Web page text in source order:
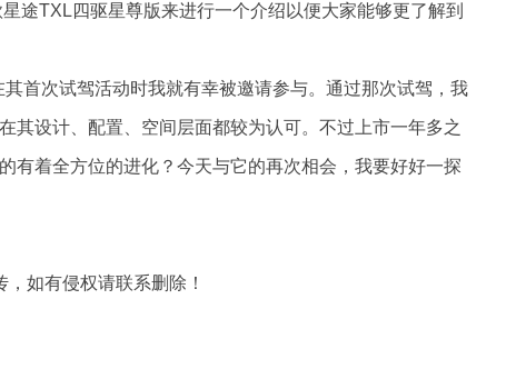
途TXL四驱星尊版来进行一个介绍以便大家能够更了解到
首次试驾活动时我就有幸被邀请参与。通过那次试驾，我
其设计、配置、空间层面都较为认可。不过上市一年多之
有着全方位的进化？今天与它的再次相会，我要好好一探
如有侵权请联系删除！